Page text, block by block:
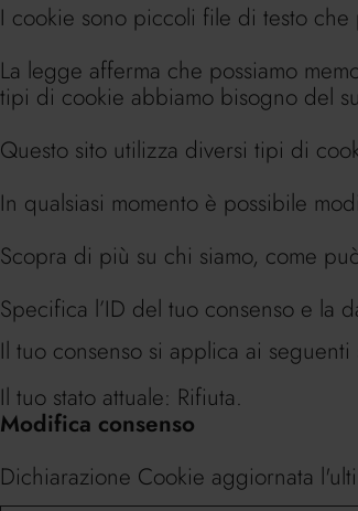
I cookie sono piccoli file di testo
La legge afferma che possiamo
tipi di cookie abbiamo bisogno del
Questo sito utilizza diversi tipi di
In qualsiasi momento è possibile
Scopra di più su chi siamo, come
Specifica l’ID del tuo consenso e la
Il tuo consenso si applica ai
Il tuo stato attuale: Rifiuta.
Modifica consenso
Dichiarazione Cookie aggiornata